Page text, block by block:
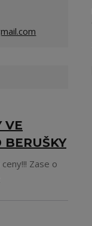
VE
BERUŠKY
Zase o